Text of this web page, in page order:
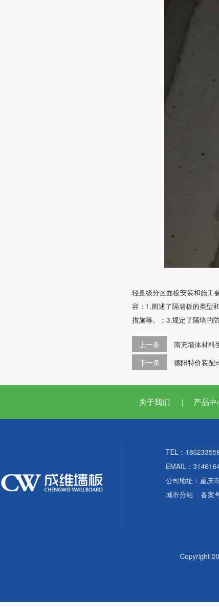
轻量级分区面板安装和施工
容：1.阐述了隔墙板的类型
措施等。；3.规定了隔墙的
上一条
南充墙体材料
下一条
德阳特价装配
关于我们 | 产品
TEL：
EMAIL：
公司地址：重庆
城市分站 备案
Copyright